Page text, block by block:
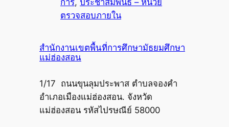
การ, ประชาสัมพันธ์ – หน่วย
ตรวจสอบภายใน
สำนักงานเขตพื้นที่การศึกษามัธยมศึกษา
แม่ฮ่องสอน
1/17 ถนนขุนลุมประพาส ตำบลจองคำ
อำเภอเมืองแม่ฮ่องสอน. จังหวัด
แม่ฮ่องสอน รหัสไปรษณีย์ 58000